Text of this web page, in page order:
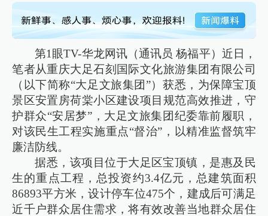
第1眼TV-华龙网讯（通讯员 杨福平）近日，
笔者从重庆大足石刻国际文化旅游集团有限公司
（以下简称“大足文旅集团”）获悉，为保障宝顶
景区安置房荷棠小区建设项目规范高效推进，守
护群众“安居梦”，大足文旅集团纪委靠前履职，
对该民生工程实施重点“督治”，以精准监督筑牢
廉洁防线。
据悉，该项目位于大足区宝顶镇，是惠及民
生的重点工程，总投资约3.4亿元，总建筑面积
86893平方米，设计停车位475个，建成后可满足
近千户群众居住需求，将有效改善当地群众居住